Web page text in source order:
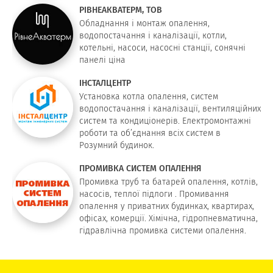
РІВНЕАКВАТЕРМ, ТОВ
Обладнання і монтаж опалення,
водопостачання і каналізації, котли,
котельні, насоси, насосні станції, сонячні
панелі ціна
ІНСТАЛЦЕНТР
Установка котла опалення, систем
водопостачання і каналізації, вентиляційних
систем та кондиціонерів. Електромонтажні
роботи та об’єднання всіх систем в
Розумний будинок.
ПРОМИВКА СИСТЕМ ОПАЛЕННЯ
Промивка труб та батарей опалення, котлів,
насосів, теплої підлоги . Промивання
опалення у приватних будинках, квартирах,
офісах, комерції. Хімічна, гідропневматична,
гідравлічна промивка системи опалення.